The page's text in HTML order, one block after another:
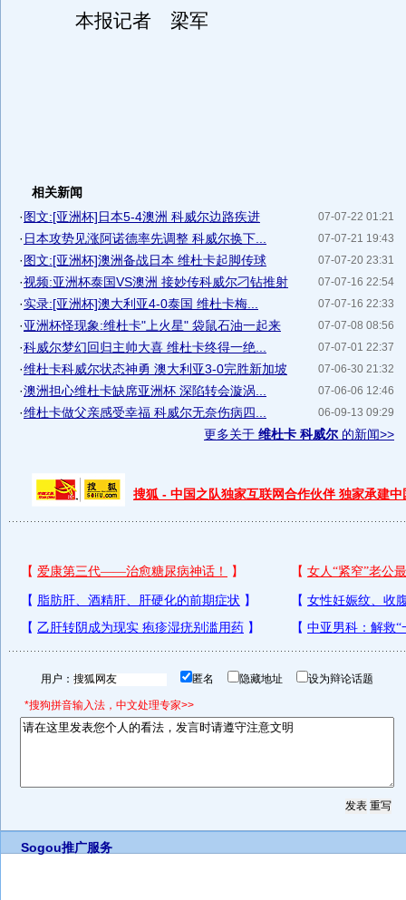
本报记者 梁军
相关新闻
07-07-22 01:21
·图文:[亚洲杯]日本5-4澳洲 科威尔边路疾进
07-07-21 19:43
· 日本攻势见涨阿诺德率先调整 科威尔换下...
07-07-20 23:31
·图文:[亚洲杯]澳洲备战日本 维杜卡起脚传球
07-07-16 22:54
·视频:亚洲杯泰国VS澳洲 接妙传科威尔刁钻推射
07-07-16 22:33
·实录:[亚洲杯]澳大利亚4-0泰国 维杜卡梅...
07-07-08 08:56
·亚洲杯怪现象:维杜卡"上火星" 袋鼠石油一起来
07-07-01 22:37
·科威尔梦幻回归主帅大喜 维杜卡终得一绝...
07-06-30 21:32
·维杜卡科威尔状态神勇 澳大利亚3-0完胜新加坡
07-06-06 12:46
·澳洲担心维杜卡缺席亚洲杯 深陷转会漩涡...
06-09-13 09:29
·维杜卡做父亲感受幸福 科威尔无奈伤病四...
更多关于 维杜卡 科威尔 的新闻>>
搜狐 - 中国之队独家互联网合作伙伴 独家承建中
用户： 匿名 隐藏地址 设为辩论话题
*搜狗拼音输入法，中文处理专家>>
Sogou推广服务